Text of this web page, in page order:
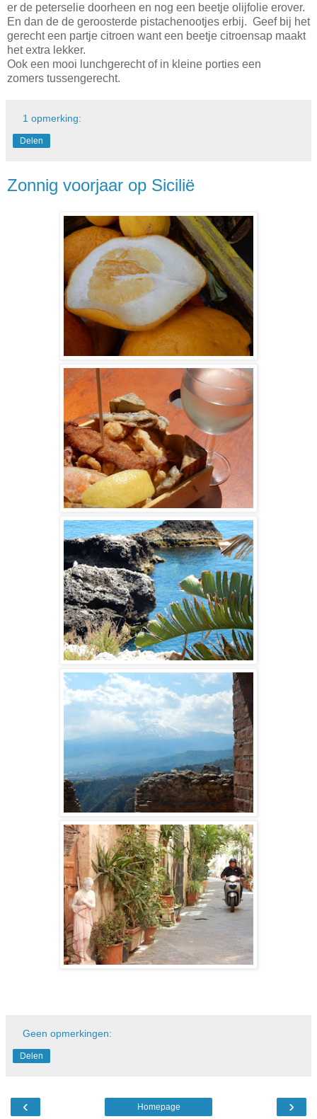
er de peterselie doorheen en nog een beetje olijfolie erover.
En dan de de geroosterde pistachenootjes erbij. Geef bij het
gerecht een partje citroen want een beetje citroensap maakt
het extra lekker.
Ook een mooi lunchgerecht of in kleine porties een
zomers tussengerecht.
1 opmerking:
Delen
Zonnig voorjaar op Sicilië
Geen opmerkingen:
Delen
‹ ›
Homepage